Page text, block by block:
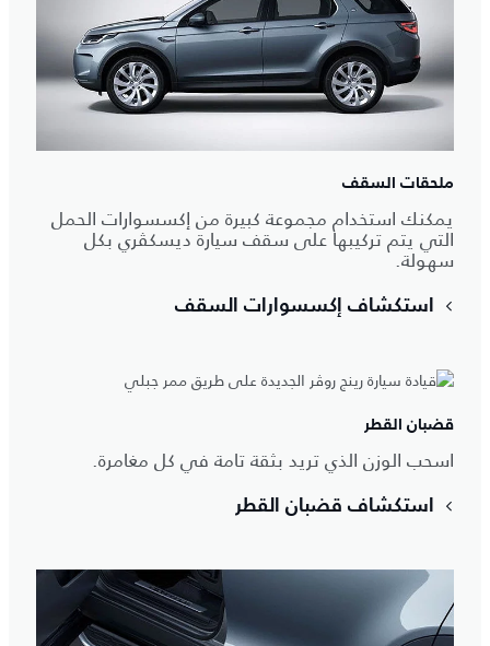
ملحقات السقف
يمكنك استخدام مجموعة كبيرة من إكسسوارات الحمل
التي يتم تركيبها على سقف سيارة ديسكڤري بكل
سهولة.
استكشاف إكسسوارات السقف
قضبان القطر
اسحب الوزن الذي تريد بثقة تامة في كل مغامرة.
استكشاف قضبان القطر